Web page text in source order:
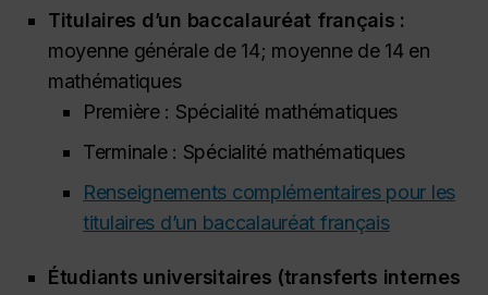
Titulaires d’un baccalauréat français :
moyenne générale de 14; moyenne de 14 en
mathématiques
Première : Spécialité mathématiques
Terminale : Spécialité mathématiques
Renseignements complémentaires pour les
titulaires d’un baccalauréat français
Étudiants universitaires (transferts internes